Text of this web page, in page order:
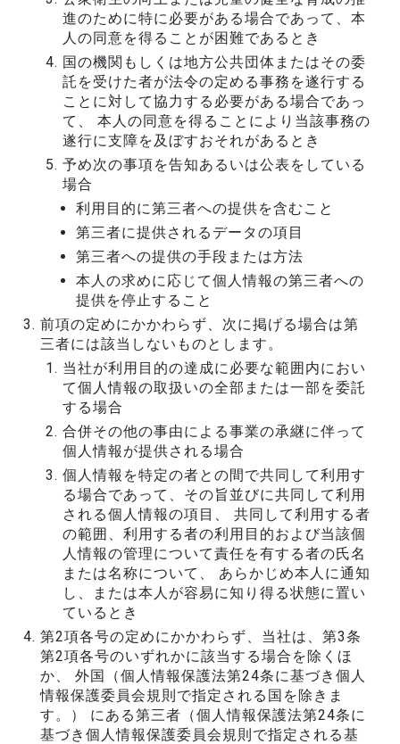
進のために特に必要がある場合であって、本
人の同意を得ることが困難であるとき
国の機関もしくは地方公共団体またはその委
託を受けた者が法令の定める事務を遂行する
ことに対して協力する必要がある場合であっ
て、 本人の同意を得ることにより当該事務の
遂行に支障を及ぼすおそれがあるとき
予め次の事項を告知あるいは公表をしている
場合
利用目的に第三者への提供を含むこと
第三者に提供されるデータの項目
第三者への提供の手段または方法
本人の求めに応じて個人情報の第三者への
提供を停止すること
前項の定めにかかわらず、次に掲げる場合は第
三者には該当しないものとします。
当社が利用目的の達成に必要な範囲内におい
て個人情報の取扱いの全部または一部を委託
する場合
合併その他の事由による事業の承継に伴って
個人情報が提供される場合
個人情報を特定の者との間で共同して利用す
る場合であって、その旨並びに共同して利用
される個人情報の項目、 共同して利用する者
の範囲、利用する者の利用目的および当該個
人情報の管理について責任を有する者の氏名
または名称について、 あらかじめ本人に通知
し、または本人が容易に知り得る状態に置い
ているとき
第2項各号の定めにかかわらず、当社は、第3条
第2項各号のいずれかに該当する場合を除くほ
か、 外国（個人情報保護法第24条に基づき個人
情報保護委員会規則で指定される国を除きま
す。） にある第三者（個人情報保護法第24条に
基づき個人情報保護委員会規則で指定される基